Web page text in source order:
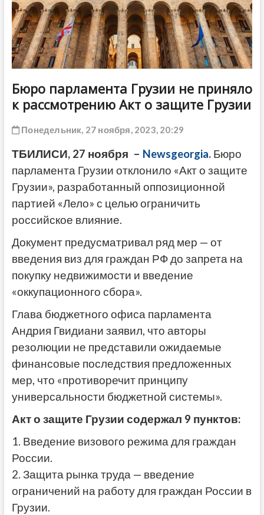
Бюро парламента Грузии не приняло
к рассмотрению Акт о защите Грузии
Понедельник, 27 ноября, 2023, 20:29
ТБИЛИСИ, 27 ноября – Newsgeorgia.Бюро
парламента Грузии отклонило «Акт о защите
Грузии», разработанный оппозиционной
партией «Лело» с целью ограничить
российское влияние.
Документ предусматривал ряд мер — от
введения виз для граждан РФ до запрета на
покупку недвижимости и введение
«оккупационного сбора».
Глава бюджетного офиса парламента
Андрия Гвидиани заявил, что авторы
резолюции не представили ожидаемые
финансовые последствия предложенных
мер, что «противоречит принципу
универсальности бюджетной системы».
Акт о защите Грузии содержал 9 пунктов:
1. Введение визового режима для граждан
России.
2. Защита рынка труда — введение
ограничений на работу для граждан России в
Грузии.